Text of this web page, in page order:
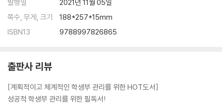
발행일
2021년 11월 05일
쪽수, 무게, 크기
188*257*15mm
ISBN13
9788997826865
출판사 리뷰
[계획적이고 체계적인 학생부 관리를 위한 HOT도서]
성공적 학생부 관리를 위한 필독서!